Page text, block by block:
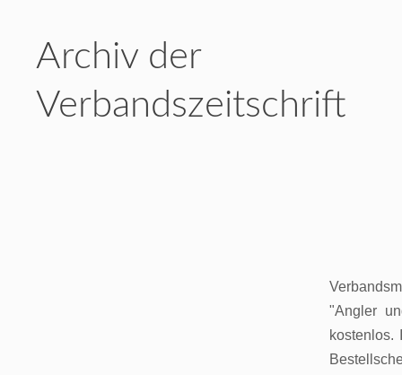
Archiv der
Verbandszeitschrift
"Angler
kostenlos.